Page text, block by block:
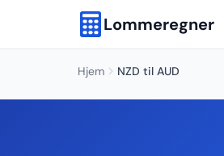
Lommeregner
Hjem NZD til AUD